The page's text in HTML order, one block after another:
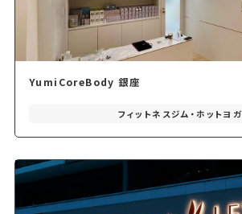
YumiCoreBody 銀座
フィットネスジム・ホットヨガ